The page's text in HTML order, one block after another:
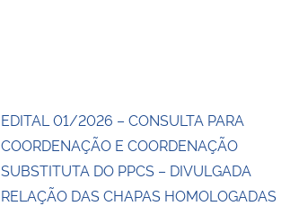
EDITAL 01/2026 – CONSULTA PARA
COORDENAÇÃO E COORDENAÇÃO
SUBSTITUTA DO PPCS – DIVULGADA
RELAÇÃO DAS CHAPAS HOMOLOGADAS